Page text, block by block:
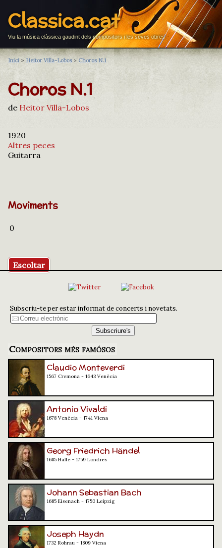
Classica.cat
Viu la música clàssica gaudint dels compositors i les seves obres
Inici > Heitor Villa-Lobos>Choros N.1
Choros N.1
de Heitor Villa-Lobos
1920
Altres peces
Guitarra
Moviments
0
Escoltar
Subscriu-te per estar informat de concerts i novetats.
Compositors més famósos
Claudio Monteverdi
1567 Cremona - 1643 Venècia
Antonio Vivaldi
1678 Venècia - 1741 Viena
Georg Friedrich Händel
1685 Halle - 1759 Londres
Johann Sebastian Bach
1685 Eisenach - 1750 Leipzig
Joseph Haydn
1732 Rohrau - 1809 Viena